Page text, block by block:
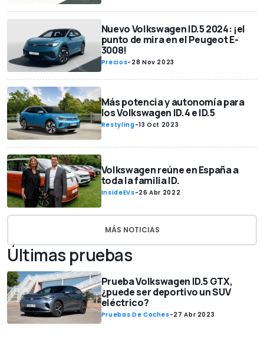
Nuevo Volkswagen ID.5 2024: ¡el
punto de mira en el Peugeot E-
3008!
Precios- 28 Nov 2023
Más potencia y autonomía para
los Volkswagen ID.4 e ID.5
Restyling-13 Oct 2023
Volkswagen reúne en España a
toda la familia ID.
InsideEVs-26 Abr 2022
MÁS NOTICIAS
Últimas pruebas
Prueba Volkswagen ID.5 GTX,
¿puede ser deportivo un SUV
eléctrico?
Pruebas De Coches-27 Abr 2023